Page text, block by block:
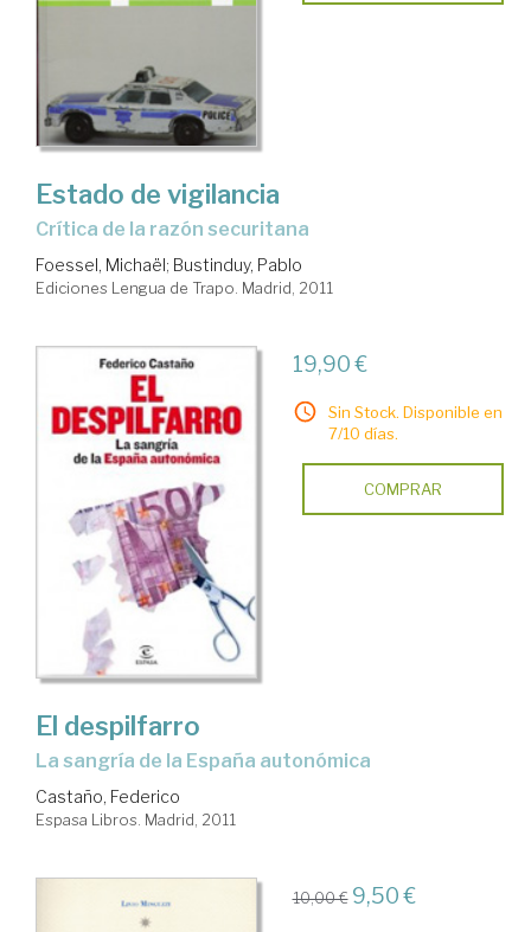
Estado de vigilancia
crítica de la razón securitana
Foessel, Michaël; Bustinduy, Pablo
Ediciones Lengua de Trapo. Madrid, 2011
19,90 €
Sin Stock. Disponible en
7/10 días.
COMPRAR
El despilfarro
la sangría de la España autonómica
Castaño, Federico
Espasa Libros. Madrid, 2011
10,00 € 9,50 €